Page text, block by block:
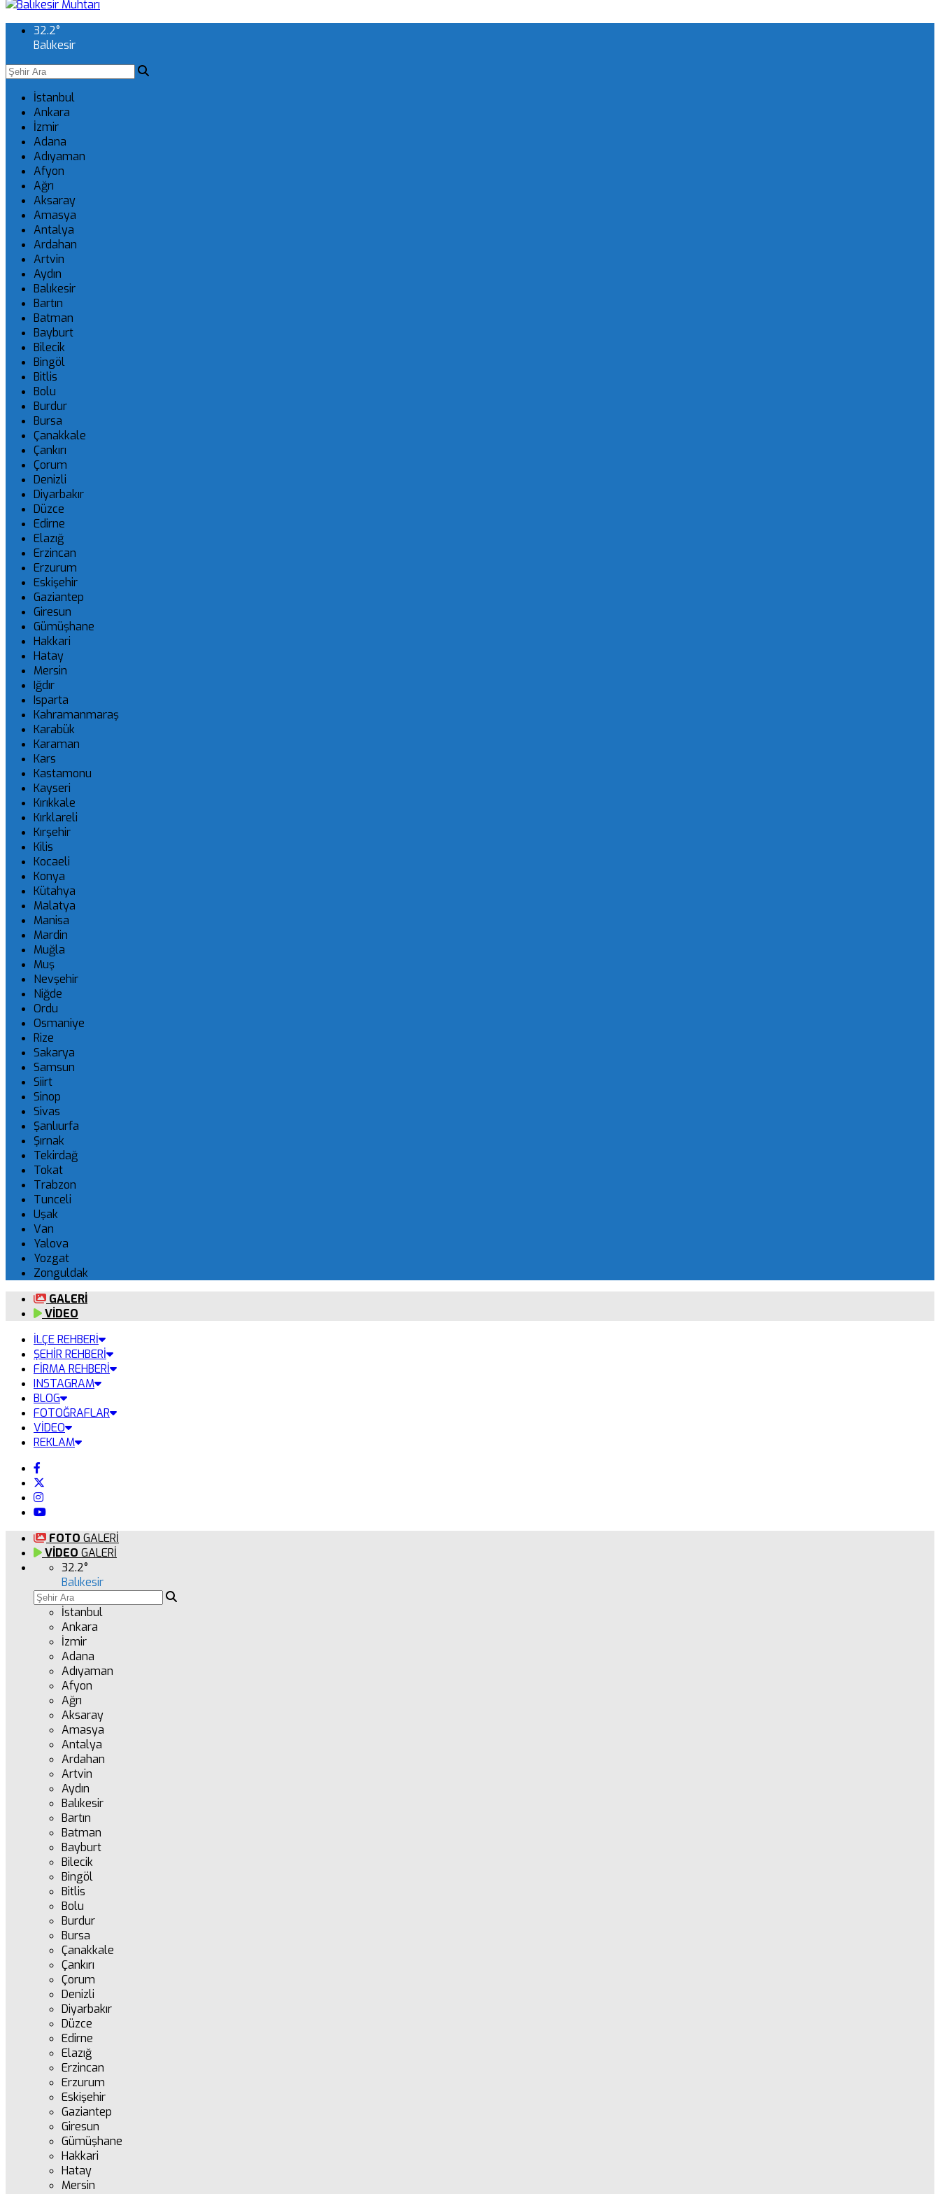
32.2°
Balıkesir
İstanbul
Ankara
İzmir
Adana
Adıyaman
Afyon
Ağrı
Aksaray
Amasya
Antalya
Ardahan
Artvin
Aydın
Balıkesir
Bartın
Batman
Bayburt
Bilecik
Bingöl
Bitlis
Bolu
Burdur
Bursa
Çanakkale
Çankırı
Çorum
Denizli
Diyarbakır
Düzce
Edirne
Elazığ
Erzincan
Erzurum
Eskişehir
Gaziantep
Giresun
Gümüşhane
Hakkari
Hatay
Mersin
Iğdır
Isparta
Kahramanmaraş
Karabük
Karaman
Kars
Kastamonu
Kayseri
Kırıkkale
Kırklareli
Kırşehir
Kilis
Kocaeli
Konya
Kütahya
Malatya
Manisa
Mardin
Muğla
Muş
Nevşehir
Niğde
Ordu
Osmaniye
Rize
Sakarya
Samsun
Siirt
Sinop
Sivas
Şanlıurfa
Şırnak
Tekirdağ
Tokat
Trabzon
Tunceli
Uşak
Van
Yalova
Yozgat
Zonguldak
GALERİ
VİDEO
İLÇE REHBERİ
ŞEHİR REHBERİ
FİRMA REHBERİ
INSTAGRAM
BLOG
FOTOĞRAFLAR
VİDEO
REKLAM
FOTO GALERİ
VİDEO GALERİ
32.2°
Balıkesir
İstanbul
Ankara
İzmir
Adana
Adıyaman
Afyon
Ağrı
Aksaray
Amasya
Antalya
Ardahan
Artvin
Aydın
Balıkesir
Bartın
Batman
Bayburt
Bilecik
Bingöl
Bitlis
Bolu
Burdur
Bursa
Çanakkale
Çankırı
Çorum
Denizli
Diyarbakır
Düzce
Edirne
Elazığ
Erzincan
Erzurum
Eskişehir
Gaziantep
Giresun
Gümüşhane
Hakkari
Hatay
Mersin